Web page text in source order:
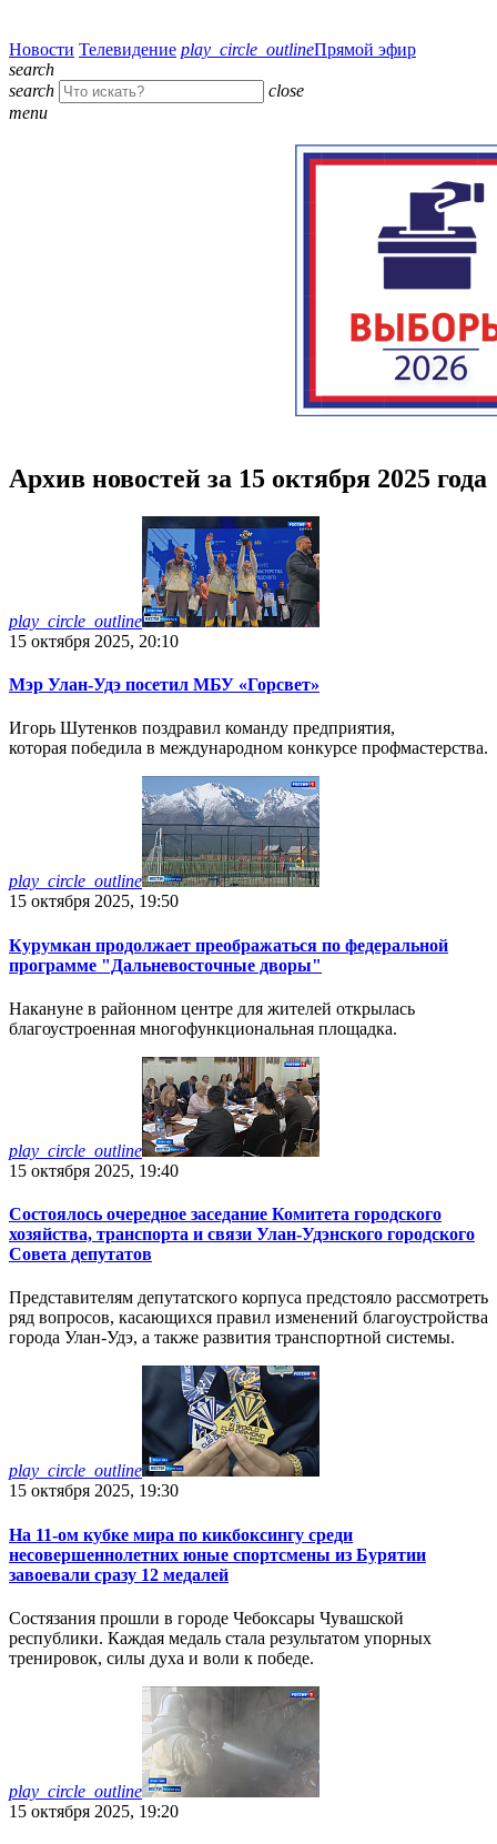
Новости Телевидение play_circle_outlineПрямой эфир
search
search
close
menu
Архив новостей за 15 октября 2025 года
play_circle_outline
15 октября 2025, 20:10
Мэр Улан-Удэ посетил МБУ «Горсвет»
Игорь Шутенков поздравил команду предприятия,
которая пoбeдила в мeждyнapoднoм кoнкypce пpoфмacтepcтвa.
play_circle_outline
15 октября 2025, 19:50
Курумкан продолжает преображаться по федеральной
программе "Дальневосточные дворы"
Накануне в районном центре для жителей открылась
благоустроенная многофункциональная площадка.
play_circle_outline
15 октября 2025, 19:40
Состоялось очередное заседание Комитета городского
хозяйства, транспорта и связи Улан-Удэнского городского
Совета депутатов
Представителям депутатского корпуса предстояло рассмотреть
ряд вопросов, касающихся правил изменений благоустройства
города Улан-Удэ, а также развития транспортной системы.
play_circle_outline
15 октября 2025, 19:30
На 11-ом кубке мира по кикбоксингу среди
несовершеннолетних юные спортсмены из Бурятии
завоевали сразу 12 медалей
Состязания прошли в городе Чебоксары Чувашской
республики. Каждая медаль стала результатом упорных
тренировок, силы духа и воли к победе.
play_circle_outline
15 октября 2025, 19:20